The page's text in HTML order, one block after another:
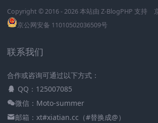
Copyright © 2016 - 2026 本站由 Z-BlogPHP 支持
京公网安备 11010502036509号
联系我们
合作或咨询可通过以下方式：
QQ：125007085
微信：Moto-summer
邮箱：xt#xiatian.cc（#替换成@）